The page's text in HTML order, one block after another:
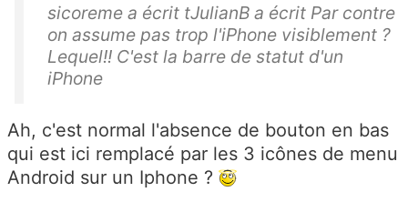
sicoreme a écrit tJulianB a écrit Par contre
on assume pas trop l'iPhone visiblement ?
Lequel!! C'est la barre de statut d'un
iPhone
Ah, c'est normal l'absence de bouton en bas
qui est ici remplacé par les 3 icônes de menu
Android sur un Iphone ?